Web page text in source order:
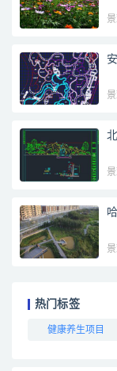
热门标签
健康养生项目